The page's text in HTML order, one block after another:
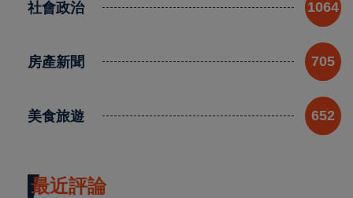
社會政治 1064
房產新聞 705
美食旅遊 652
最近評論